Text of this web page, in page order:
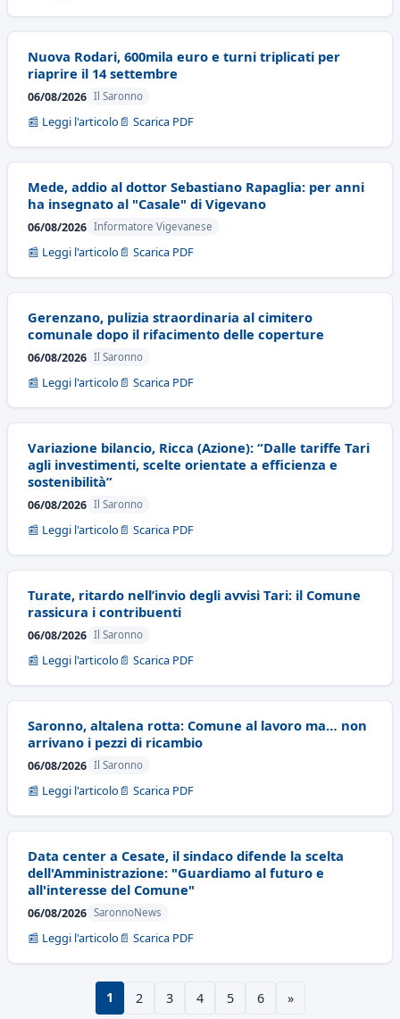
Nuova Rodari, 600mila euro e turni triplicati per
riaprire il 14 settembre
06/08/2026 Il Saronno
📰 Leggi l'articolo 📄 Scarica PDF
Mede, addio al dottor Sebastiano Rapaglia: per anni
ha insegnato al "Casale" di Vigevano
06/08/2026 Informatore Vigevanese
📰 Leggi l'articolo 📄 Scarica PDF
Gerenzano, pulizia straordinaria al cimitero
comunale dopo il rifacimento delle coperture
06/08/2026 Il Saronno
📰 Leggi l'articolo 📄 Scarica PDF
Variazione bilancio, Ricca (Azione): “Dalle tariffe Tari
agli investimenti, scelte orientate a efficienza e
sostenibilità”
06/08/2026 Il Saronno
📰 Leggi l'articolo 📄 Scarica PDF
Turate, ritardo nell’invio degli avvisi Tari: il Comune
rassicura i contribuenti
06/08/2026 Il Saronno
📰 Leggi l'articolo 📄 Scarica PDF
Saronno, altalena rotta: Comune al lavoro ma… non
arrivano i pezzi di ricambio
06/08/2026 Il Saronno
📰 Leggi l'articolo 📄 Scarica PDF
Data center a Cesate, il sindaco difende la scelta
dell'Amministrazione: "Guardiamo al futuro e
all'interesse del Comune"
06/08/2026 SaronnoNews
📰 Leggi l'articolo 📄 Scarica PDF
1 2 3 4 5 6 »